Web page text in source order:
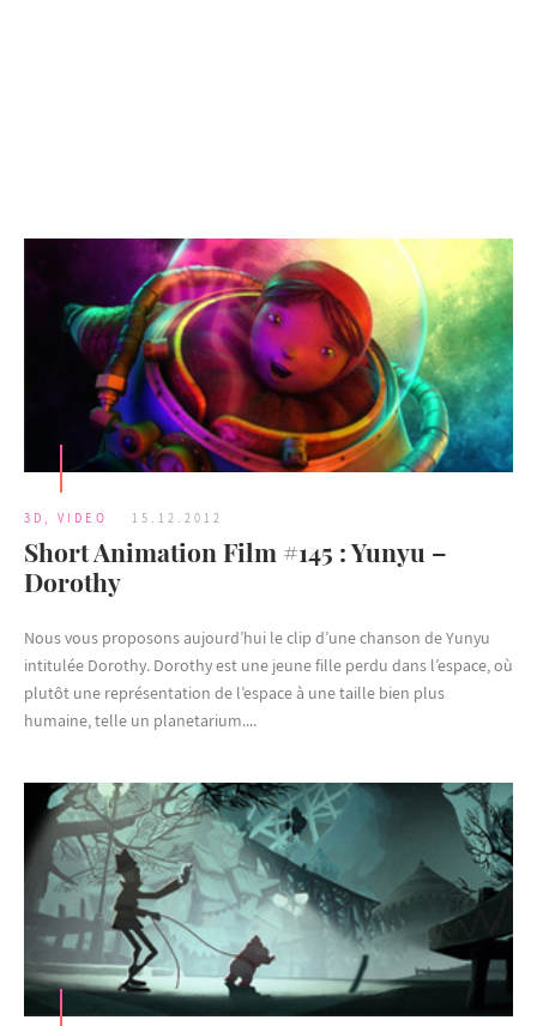
3D VIDEO 15.12.2012
Short Animation Film #145 : Yunyu –
Dorothy
Nous vous proposons aujourd’hui le clip d’une chanson de Yunyu
intitulée Dorothy. Dorothy est une jeune fille perdu dans l’espace, où
plutôt une représentation de l’espace à une taille bien plus
humaine, telle un planetarium....